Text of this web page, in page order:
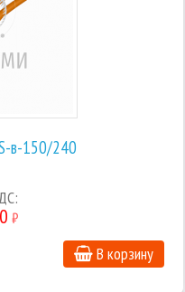
в-150/240
₽
В корзину